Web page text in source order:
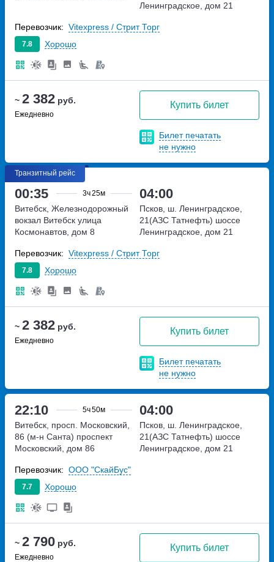
~ 2 382 руб.
Ежедневно
Купить билет
Билет печатать
не нужно
Ленинградское, дом 21
7.8 Хорошо
Перевозчик: Vitexpress / Стрит Торг
Транзитный рейс
00:35 3ч25м 04:00
~ 2 382 руб.
Ежедневно
Купить билет
Билет печатать
не нужно
Витебск, Железнодорожный
вокзал Витебск улица
Космонавтов, дом 8
Псков, ш. Ленинградское,
21(АЗС Татнефть) шоссе
Ленинградское, дом 21
7.8 Хорошо
Перевозчик: Vitexpress / Стрит Торг
22:10 5ч50м 04:00
~ 2 790 руб.
Ежедневно
Купить билет
Витебск, просп. Московский,
86 (м-н Санта) проспект
Московский, дом 86
Псков, ш. Ленинградское,
21(АЗС Татнефть) шоссе
Ленинградское, дом 21
7.7 Хорошо
Перевозчик: ООО "СкайБус"